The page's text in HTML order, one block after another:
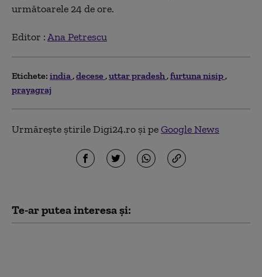
următoarele 24 de ore.
Editor :Ana Petrescu
Etichete: india decese uttar pradesh furtuna nisip
prayagraj
Urmărește știrile Digi24.ro și peGoogle News
Te-ar putea interesa și: